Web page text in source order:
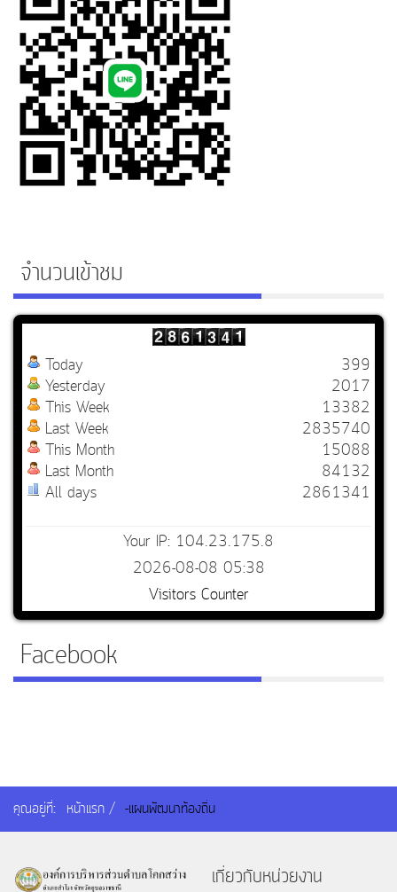
จำนวนเข้าชม
Today
Yesterday
This Week
Last Week
This Month
Last Month
All days
399
2017
13382
2835740
15088
84132
2861341
Your IP: 104.23.175.8
2026-08-08 05:38
Visitors Counter
Facebook
คุณอยู่ที่: หน้าแรก -แผนพัฒนาท้องถิ่น
เกี่ยวกับหน่วยงาน